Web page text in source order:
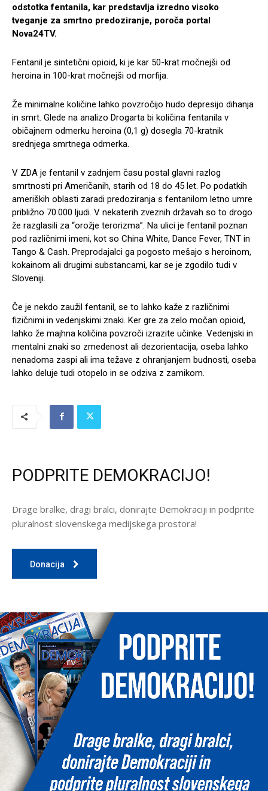
odstotka fentanila, kar predstavlja izredno visoko
tveganje za smrtno predoziranje, poroča portal
Nova24TV.
Fentanil je sintetični opioid, ki je kar 50-krat močnejši od
heroina in 100-krat močnejši od morfija.
Že minimalne količine lahko povzročijo hudo depresijo dihanja
in smrt. Glede na analizo Drogarta bi količina fentanila v
običajnem odmerku heroina (0,1 g) dosegla 70-kratnik
srednjega smrtnega odmerka.
V ZDA je fentanil v zadnjem času postal glavni razlog
smrtnosti pri Američanih, starih od 18 do 45 let. Po podatkih
ameriških oblasti zaradi predoziranja s fentanilom letno umre
približno 70.000 ljudi. V nekaterih zveznih državah so to drogo
že razglasili za “orožje terorizma”. Na ulici je fentanil poznan
pod različnimi imeni, kot so China White, Dance Fever, TNT in
Tango & Cash. Preprodajalci ga pogosto mešajo s heroinom,
kokainom ali drugimi substancami, kar se je zgodilo tudi v
Sloveniji.
Če je nekdo zaužil fentanil, se to lahko kaže z različnimi
fizičnimi in vedenjskimi znaki. Ker gre za zelo močan opioid,
lahko že majhna količina povzroči izrazite učinke. Vedenjski in
mentalni znaki so zmedenost ali dezorientacija, oseba lahko
nenadoma zaspi ali ima težave z ohranjanjem budnosti, oseba
lahko deluje tudi otopelo in se odziva z zamikom.
PODPRITE DEMOKRACIJO!
Drage bralke, dragi bralci, donirajte Demokraciji in podprite
pluralnost slovenskega medijskega prostora!
Donacija